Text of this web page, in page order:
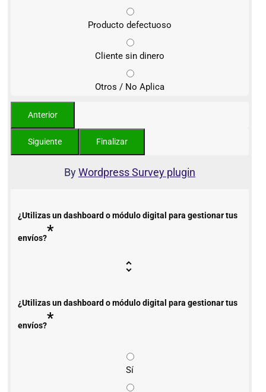
Producto defectuoso
Cliente sin dinero
Otros / No Aplica
ByWordpress Survey plugin
¿Utilizas un dashboard o módulo digital para gestionar tus
envíos?*
¿Utilizas un dashboard o módulo digital para gestionar tus
envíos?*
Sí